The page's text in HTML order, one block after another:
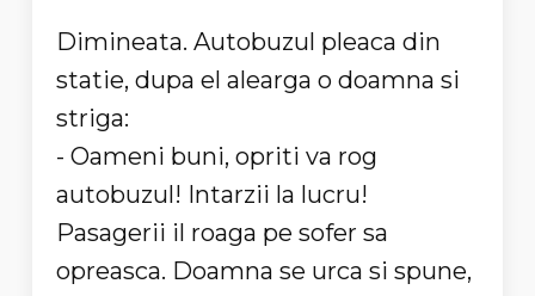
Dimineata. Autobuzul pleaca din
statie, dupa el alearga o doamna si
striga:
- Oameni buni, opriti va rog
autobuzul! Intarzii la lucru!
Pasagerii il roaga pe sofer sa
opreasca. Doamna se urca si spune,